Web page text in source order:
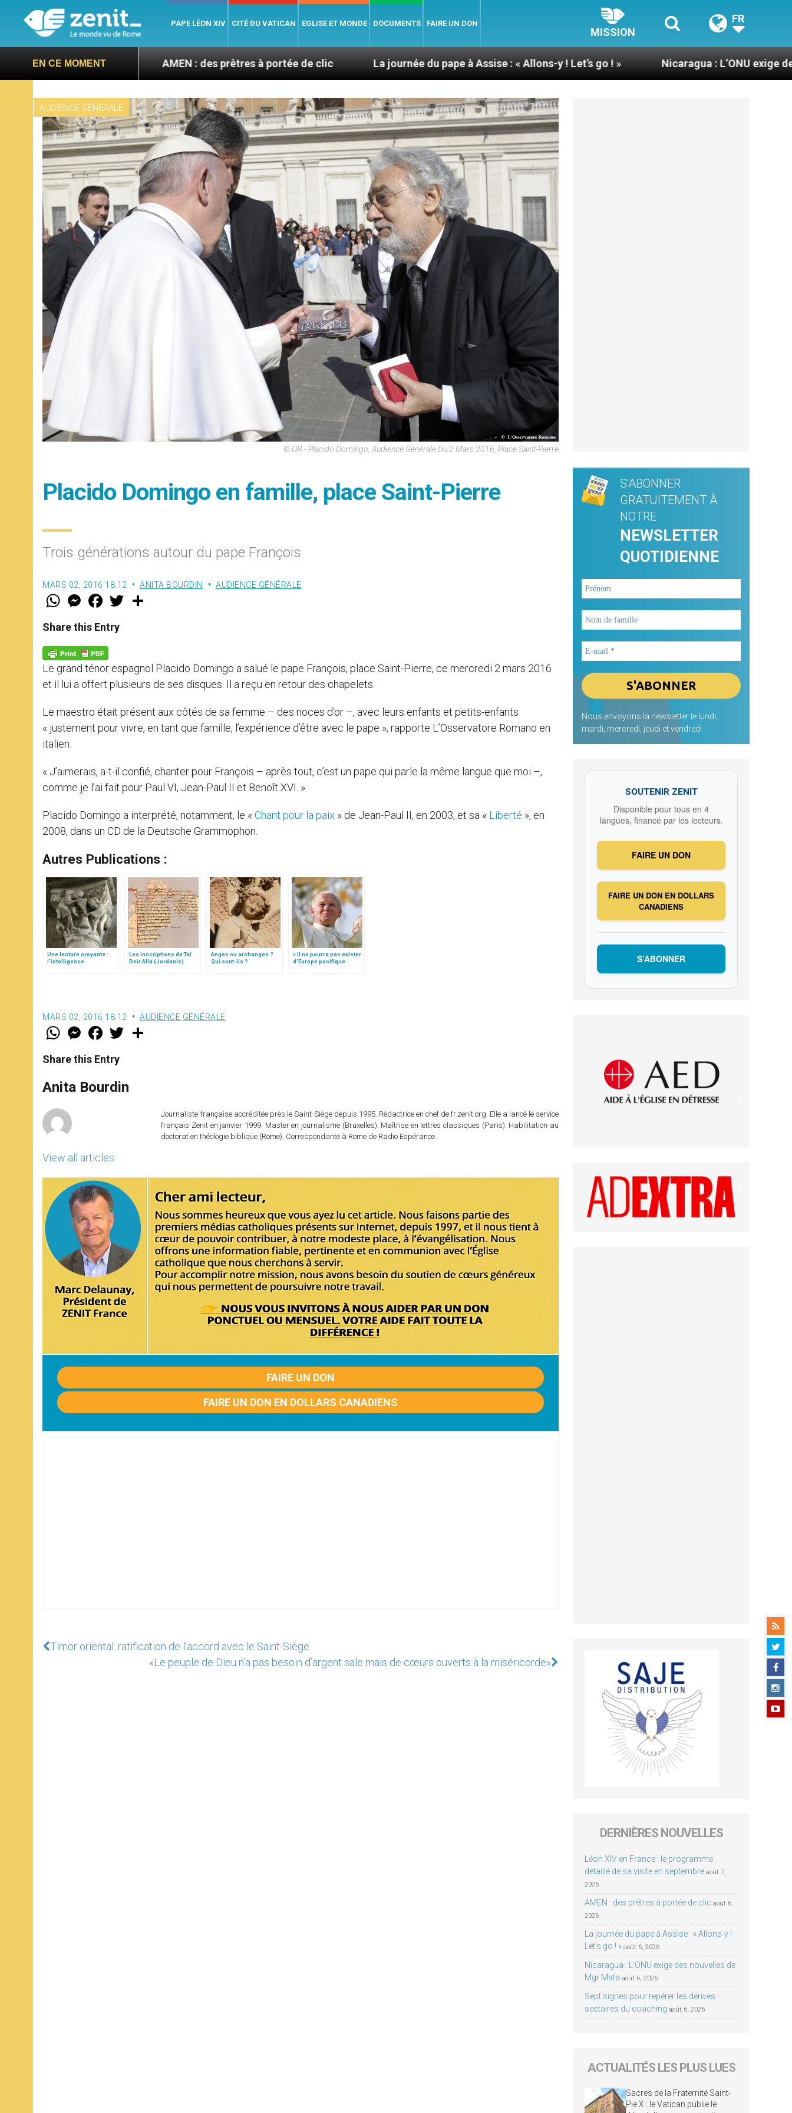
PAPE LÉON XIV CITÉ DU VATICAN EGLISE ET MONDE DOCUMENTS FAIRE UN DON
MISSION
FR
EN CE MOMENTAMEN : des prêtres à portée de clic La journée du pape à Assise : « Allons-y ! Let’s go ! » Nicaragua : L’ONU exige des nouvelles de
AUDIENCE GÉNÉRALE
© OR - Placido Domingo, Audience Générale Du 2 Mars 2016, Place Saint-Pierre
Placido Domingo en famille, place Saint-Pierre
Trois générations autour du pape François
MARS 02, 2016 18:12 ANITA BOURDIN AUDIENCE GÉNÉRALE
W
t
s
p
p
M
e
s
e
g
e
r
F
a
e
b
o
k
w
Share this Entry
Le grand ténor espagnol Placido Domingo a salué le pape François, place Saint-Pierre, ce mercredi 2 mars 2016
et il lui a offert plusieurs de ses disques. Il a reçu en retour des chapelets.
Le maestro était présent aux côtés de sa femme – des noces d’or –, avec leurs enfants et petits-enfants
« justement pour vivre, en tant que famille, l’expérience d’être avec le pape », rapporte L’Osservatore Romano en
italien.
« J’aimerais, a-t-il confié, chanter pour François – après tout, c’est un pape qui parle la même langue que moi –,
comme je l’ai fait pour Paul VI, Jean-Paul II et Benoît XVI. »
Placido Domingo a interprété, notamment, le « Chant pour la paix » de Jean-Paul II, en 2003, et sa « Liberté », en
2008, dans un CD de la Deutsche Grammophon.
Autres Publications :
Une lecture croyante :
l’intelligence
Les inscriptions de Tal
Deir Alla (Jordanie)
Anges ou archanges ?
Qui sont-ils ?
« Il ne pourra pas exister
d’Europe pacifique
MARS 02, 2016 18:12 AUDIENCE GÉNÉRALE
W
t
s
p
p
M
e
s
e
g
e
F
a
e
b
o
k
w
r
Share this Entry
Anita Bourdin
View all articles
Journaliste française accréditée près le Saint-Siège depuis 1995. Rédactrice en chef de fr.zenit.org. Elle a lancé le service
français Zenit en janvier 1999. Master en journalisme (Bruxelles). Maîtrise en lettres classiques (Paris). Habilitation au
doctorat en théologie biblique (Rome). Correspondante à Rome de Radio Espérance.
FAIRE UN DON
FAIRE UN DON EN DOLLARS CANADIENS
Timor oriental: ratification de l'accord avec le Saint-Siège
«Le peuple de Dieu n’a pas besoin d’argent sale mais de cœurs ouverts à la miséricorde»
S'ABONNER
GRATUITEMENT À
NOTRE
NEWSLETTER
QUOTIDIENNE
Nous envoyons la newsletter le lundi,
mardi, mercredi, jeudi et vendredi
SOUTENIR ZENIT
Disponible pour tous en 4
langues, financé par les lecteurs.
FAIRE UN DON
FAIRE UN DON EN DOLLARS
CANADIENS
S’ABONNER
DERNIÈRES NOUVELLES
Léon XIV en France : le programme
détaillé de sa visite en septembre août 7,
2026
AMEN : des prêtres à portée de clic août 6,
2026
La journée du pape à Assise : « Allons-y !
Let’s go ! » août 6, 2026
Nicaragua : L’ONU exige des nouvelles de
Mgr Mata août 6, 2026
Sept signes pour repérer les dérives
sectaires du coaching août 6, 2026
ACTUALITÉS LES PLUS LUES
Sacres de la Fraternité Saint-
Pie X : le Vatican publie le